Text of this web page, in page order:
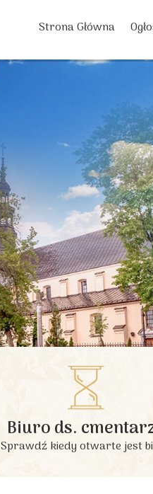
Strona Główna
Biuro ds.
Sprawdź kiedy otwarte jest